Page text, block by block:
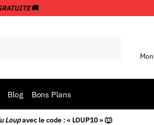
🚚
Blog Bons Plans
Loupavec le code : « LOUP10 » 🐺